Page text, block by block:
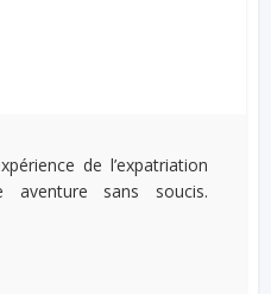
de l’expatriation
aventure sans soucis.